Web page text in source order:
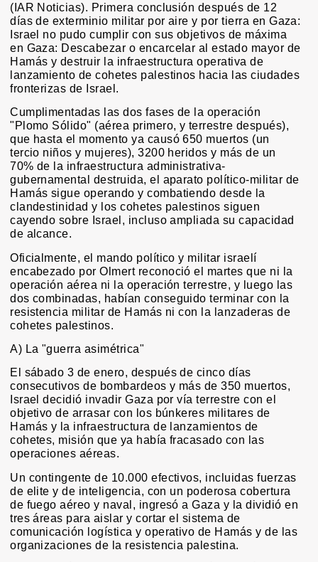
(IAR Noticias). Primera conclusión después de 12
días de exterminio militar por aire y por tierra en Gaza:
Israel no pudo cumplir con sus objetivos de máxima
en Gaza: Descabezar o encarcelar al estado mayor de
Hamás y destruir la infraestructura operativa de
lanzamiento de cohetes palestinos hacia las ciudades
fronterizas de Israel.
Cumplimentadas las dos fases de la operación
"Plomo Sólido" (aérea primero, y terrestre después),
que hasta el momento ya causó 650 muertos (un
tercio niños y mujeres), 3200 heridos y más de un
70% de la infraestructura administrativa-
gubernamental destruida, el aparato político-militar de
Hamás sigue operando y combatiendo desde la
clandestinidad y los cohetes palestinos siguen
cayendo sobre Israel, incluso ampliada su capacidad
de alcance.
Oficialmente, el mando político y militar israelí
encabezado por Olmert reconoció el martes que ni la
operación aérea ni la operación terrestre, y luego las
dos combinadas, habían conseguido terminar con la
resistencia militar de Hamás ni con la lanzaderas de
cohetes palestinos.
A) La "guerra asimétrica"
El sábado 3 de enero, después de cinco días
consecutivos de bombardeos y más de 350 muertos,
Israel decidió invadir Gaza por vía terrestre con el
objetivo de arrasar con los búnkeres militares de
Hamás y la infraestructura de lanzamientos de
cohetes, misión que ya había fracasado con las
operaciones aéreas.
Un contingente de 10.000 efectivos, incluidas fuerzas
de elite y de inteligencia, con un poderosa cobertura
de fuego aéreo y naval, ingresó a Gaza y la dividió en
tres áreas para aislar y cortar el sistema de
comunicación logística y operativo de Hamás y de las
organizaciones de la resistencia palestina.